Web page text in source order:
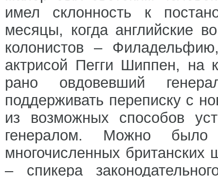
имел склонность к
месяцы, когда английские
колонистов –
актрисой Пегги Шиппен, на
рано овдовевший
поддерживать переписку с
из возможных способов
генералом. Можно
многочисленных
– спикера